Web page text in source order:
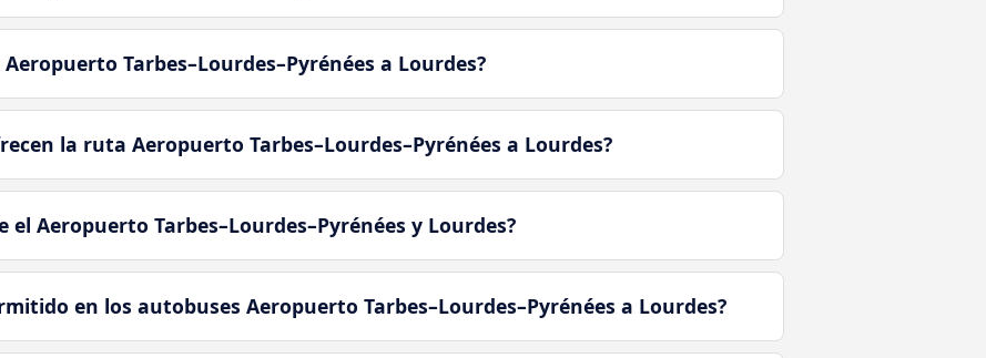
Tarbes–Lourdes–Pyrénées a Lourdes?
la ruta Aeropuerto Tarbes–Lourdes–Pyrénées a Lourdes?
Aeropuerto Tarbes–Lourdes–Pyrénées y Lourdes?
en los autobuses Aeropuerto Tarbes–Lourdes–Pyrénées a Lourdes?